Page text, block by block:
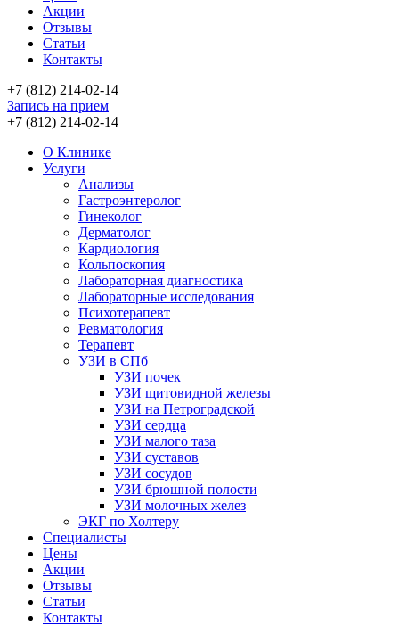
Акции
Отзывы
Статьи
Контакты
+7 (812) 214-02-14
Запись на прием
+7 (812) 214-02-14
О Клинике
Услуги
Анализы
Гастроэнтеролог
Гинеколог
Дерматолог
Кардиология
Кольпоскопия
Лабораторная диагностика
Лабораторные исследования
Психотерапевт
Ревматология
Терапевт
УЗИ в СПб
УЗИ почек
УЗИ щитовидной железы
УЗИ на Петроградской
УЗИ сердца
УЗИ малого таза
УЗИ суставов
УЗИ сосудов
УЗИ брюшной полости
УЗИ молочных желез
ЭКГ по Холтеру
Специалисты
Цены
Акции
Отзывы
Статьи
Контакты